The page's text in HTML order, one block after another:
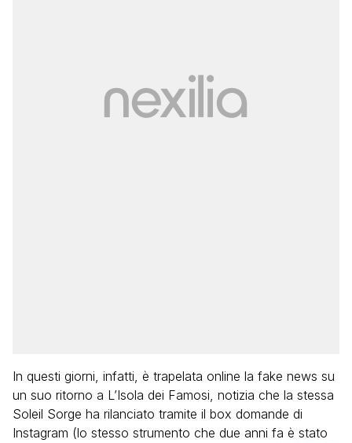
In questi giorni, infatti, è trapelata online la fake news su
un suo ritorno a L’Isola dei Famosi, notizia che la stessa
Soleil Sorge ha rilanciato tramite il box domande di
Instagram (lo stesso strumento che due anni fa è stato